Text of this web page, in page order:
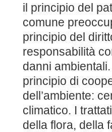
il principio del
comune
principio del
responsabilità
danni
principio di
dell’ambiente:
climatico. I
della flora, della